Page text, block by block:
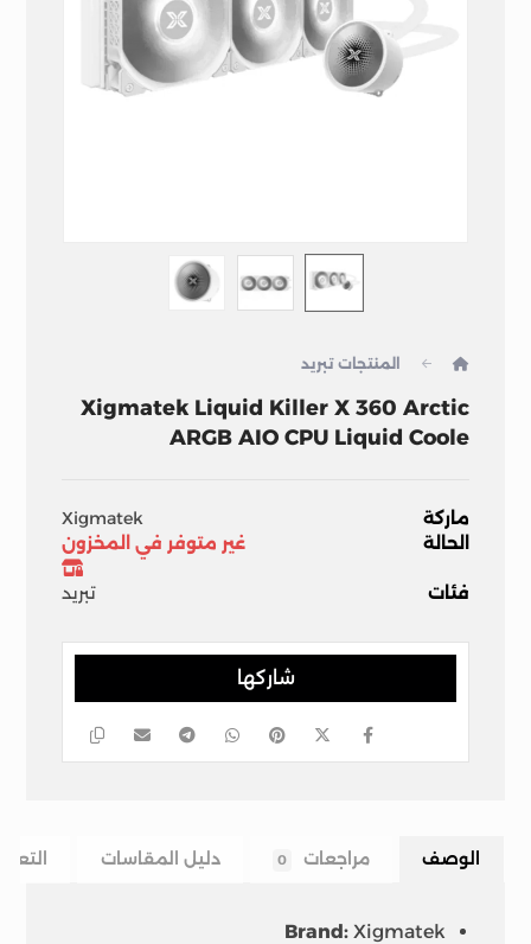
المنتجات تبريد
Xigmatek Liquid Killer X 360 Arctic
ARGB AIO CPU Liquid Coole
ماركة
Xigmatek
الحالة
غير متوفر في المخزون
فئات تبريد
الوصف مراجعات 0 دليل المقاسات
Brand: Xigmatek